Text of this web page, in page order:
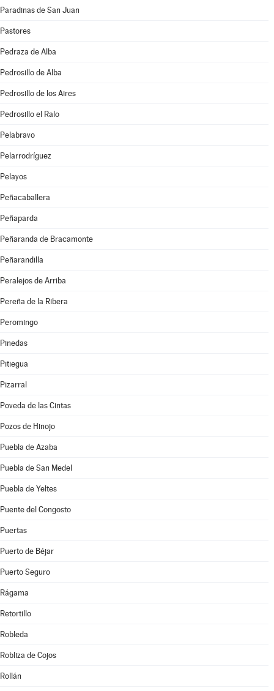
Paradinas de San Juan
Pastores
Pedraza de Alba
Pedrosillo de Alba
Pedrosillo de los Aires
Pedrosillo el Ralo
Pelabravo
Pelarrodríguez
Pelayos
Peñacaballera
Peñaparda
Peñaranda de Bracamonte
Peñarandilla
Peralejos de Arriba
Pereña de la Ribera
Peromingo
Pinedas
Pitiegua
Pizarral
Poveda de las Cintas
Pozos de Hinojo
Puebla de Azaba
Puebla de San Medel
Puebla de Yeltes
Puente del Congosto
Puertas
Puerto de Béjar
Puerto Seguro
Rágama
Retortillo
Robleda
Robliza de Cojos
Rollán